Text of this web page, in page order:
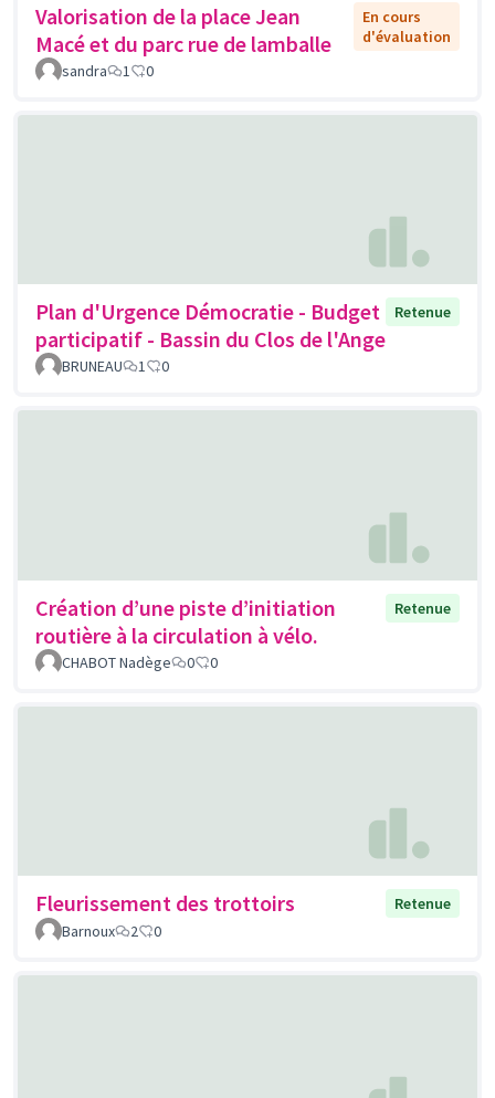
Valorisation de la place Jean
Macé et du parc rue de lamballe
En cours
d'évaluation
sandra
1 0
Plan d'Urgence Démocratie - Budget
participatif - Bassin du Clos de l'Ange
Retenue
BRUNEAU 1 0
Création d’une piste d’initiation
routière à la circulation à vélo.
Retenue
CHABOT Nadège 0 0
Fleurissement des trottoirs
Retenue
Barnoux
2 0